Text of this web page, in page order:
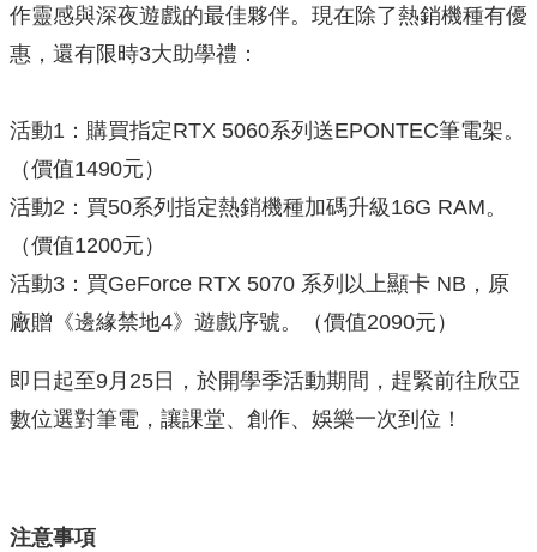
作靈感與深夜遊戲的最佳夥伴。現在除了熱銷機種有優
惠，還有限時3大助學禮：
活動1：購買指定RTX 5060系列送EPONTEC筆電架。
（價值1490元）
活動2：買50系列指定熱銷機種加碼升級16G RAM。
（價值1200元）
活動3：買GeForce RTX 5070 系列以上顯卡 NB，原
廠贈《邊緣禁地4》遊戲序號。（價值2090元）
即日起至9月25日，於開學季活動期間，趕緊前往欣亞
數位選對筆電，讓課堂、創作、娛樂一次到位！
注意事項